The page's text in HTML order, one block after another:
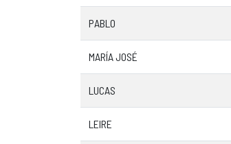
PABLO
MARÍA JOSÉ
LUCAS
LEIRE